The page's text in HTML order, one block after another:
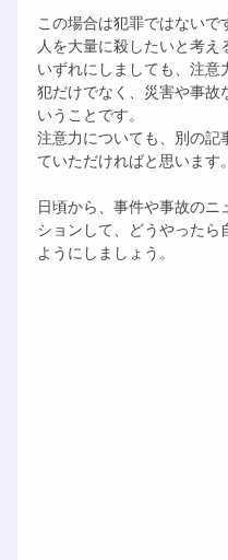
この場合は犯罪ではない
人を大量に殺したいと考え
いずれにしましても、注
犯だけでなく、災害や事故
いうことです。
注意力についても、別の記
ていただければと思います。
日頃から、事件や事故の
ションして、どうやったら
ようにしましょう。